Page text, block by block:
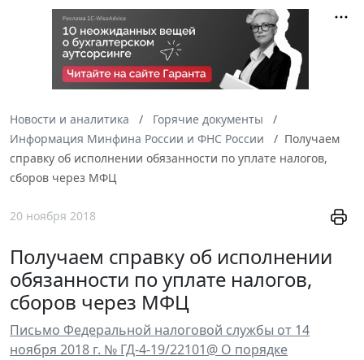
Новости и аналитика
Горячие документы
Информация Минфина России и ФНС России
Получаем
справку об исполнении обязанности по уплате налогов,
сборов через МФЦ
20 ноября 2018
Получаем справку об исполнении
обязанности по уплате налогов,
сборов через МФЦ
Письмо Федеральной налоговой службы от 14
ноября 2018 г. № ГД-4-19/22101@ О порядке